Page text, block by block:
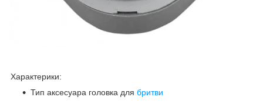
Характерики:
Тип аксесуара головка для бритви